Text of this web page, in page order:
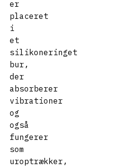
er
placeret
i
et
silikoneringet
bur,
der
absorberer
vibrationer
og
også
fungerer
som
uroptrækker,